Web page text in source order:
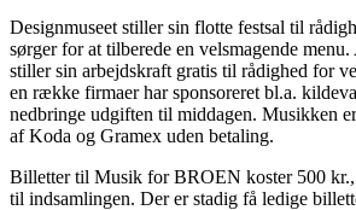
Designmuseet stiller sin flotte festsal til
sørger for at tilberede en velsmagende
stiller sin arbejdskraft gratis til rådighed for
en række firmaer har sponsoreret bl.a.
nedbringe udgiften til middagen. Musikken
af Koda og Gramex uden betaling.
Billetter til Musik for BROEN koster 500
til indsamlingen. Der er stadig få ledige